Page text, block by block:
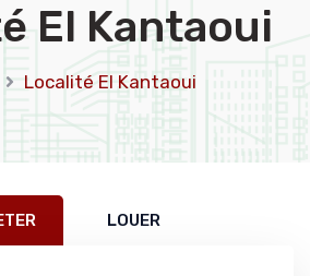
El Kantaoui
Localité El Kantaoui
LOUER